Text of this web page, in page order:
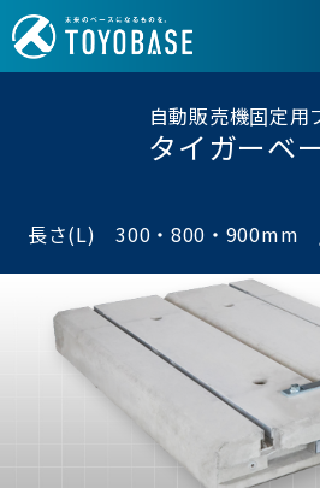
自動販売機固定用
タイガーベ
長さ(L) 300・800・